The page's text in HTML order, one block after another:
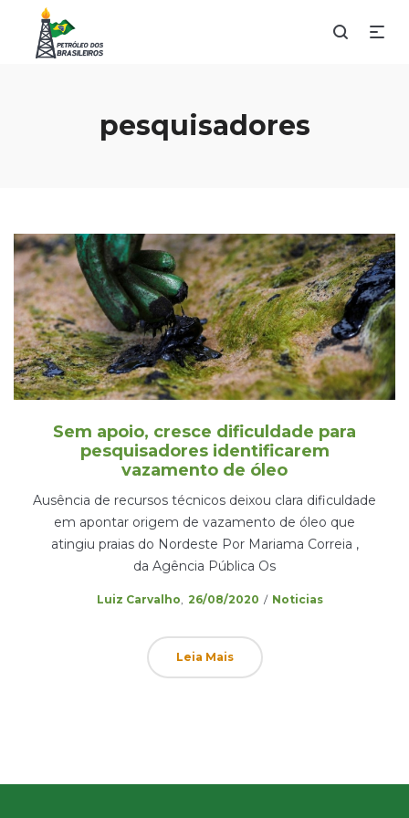
pesquisadores
Sem apoio, cresce dificuldade para
pesquisadores identificarem
vazamento de óleo
Ausência de recursos técnicos deixou clara dificuldade
em apontar origem de vazamento de óleo que
atingiu praias do Nordeste Por Mariama Correia ,
da Agência Pública Os
Luiz Carvalho Posted
26/08/2020
Posted
Noticias
Leia Mais